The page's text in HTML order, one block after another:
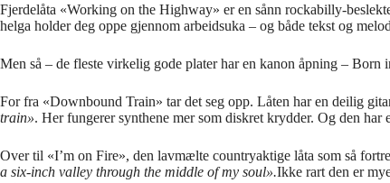
Fjerdelåta «Working on the Highway» er en sånn rockabilly-
helga holder deg oppe gjennom arbeidsuka – og både tekst og
Men så – de fleste virkelig gode plater har en kanon åpning – Born
For fra «Downbound Train» tar det seg opp. Låten har en deilig
train». Her fungerer synthene mer som diskret krydder. Og den
Over til «I’m on Fire», den lavmælte countryaktige låta som så
a six-inch valley through the middle of my soul».Ikke rart den er